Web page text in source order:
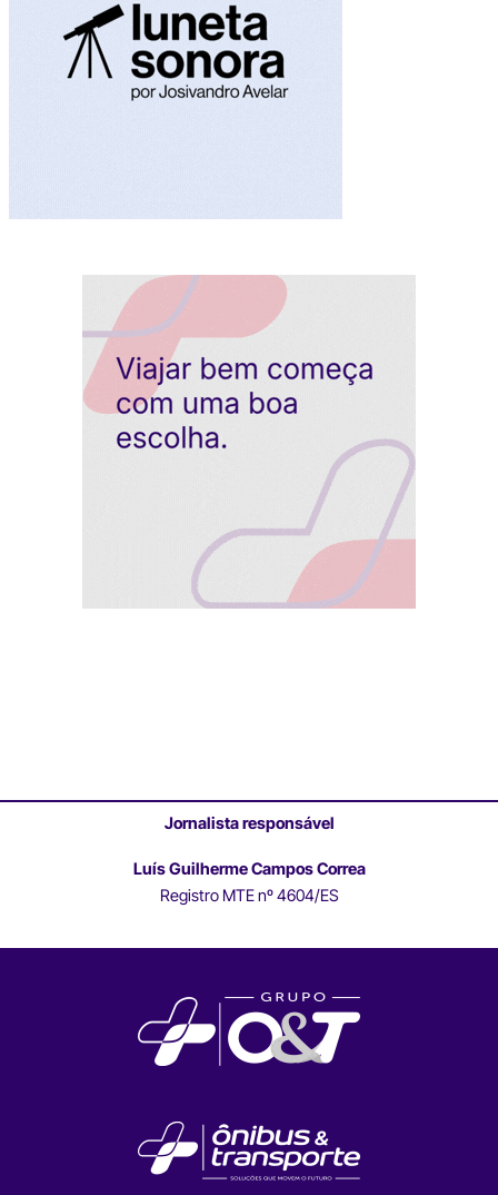
Jornalista responsável
Luís Guilherme Campos Correa
Registro MTE nº 4604/ES